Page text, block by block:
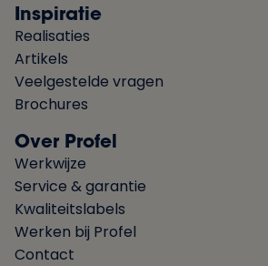
Inspiratie
Realisaties
Artikels
Veelgestelde vragen
Brochures
Over Profel
Werkwijze
Service & garantie
Kwaliteitslabels
Werken bij Profel
Contact